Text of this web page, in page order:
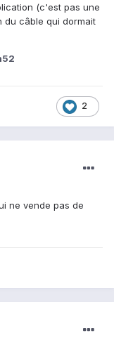
(c'est pas une
du câble qui dormait
2
ne vende pas de